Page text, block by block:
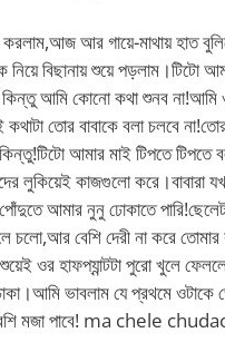
আর গায়ে-মাথায় হাত
বিছানায় শুয়ে পড়লাম।টিটো
কিন্তু আমি কোনো কথা শুনব
তোর বাবাকে বলা চলবে
আমার মাই টিপতে
লুকিয়েই কাজগুলো করে।বাবারা
আমার নুনু ঢোকাতে
বেশি দেরী না করে
ওর হাফপ্যান্টটা পুরো খুলে
ভাবলাম যে প্রথমে
মজা পাবে! ma chele